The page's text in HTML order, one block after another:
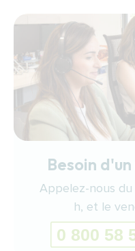
Besoin
Appelez-nous du
h, et le